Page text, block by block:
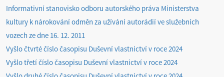
Informativní stanovisko odboru autorského práva Ministerstva
kultury k nárokování odměn za užívání autorádií ve služebních
vozech ze dne 16. 12. 2011
Vyšlo čtvrté číslo časopisu Duševní vlastnictví v roce 2024
Vyšlo třetí číslo časopisu Duševní vlastnictví v roce 2024